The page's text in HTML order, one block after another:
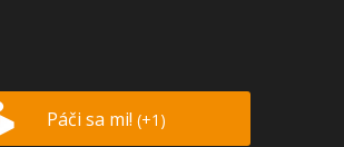
Páči sa mi! (+1)